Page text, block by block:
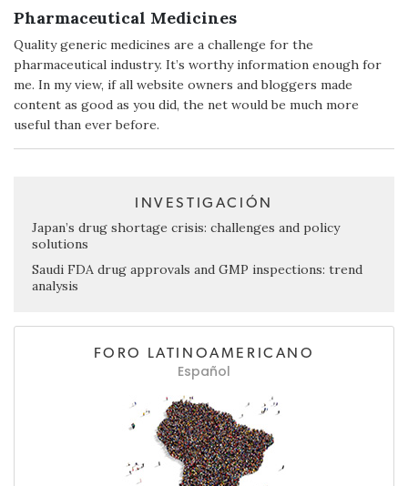
Pharmaceutical Medicines
Quality generic medicines are a challenge for the
pharmaceutical industry. It’s worthy information enough for
me. In my view, if all website owners and bloggers made
content as good as you did, the net would be much more
useful than ever before.
INVESTIGACIÓN
Japan’s drug shortage crisis: challenges and policy
solutions
Saudi FDA drug approvals and GMP inspections: trend
analysis
FORO LATINOAMERICANO
Español